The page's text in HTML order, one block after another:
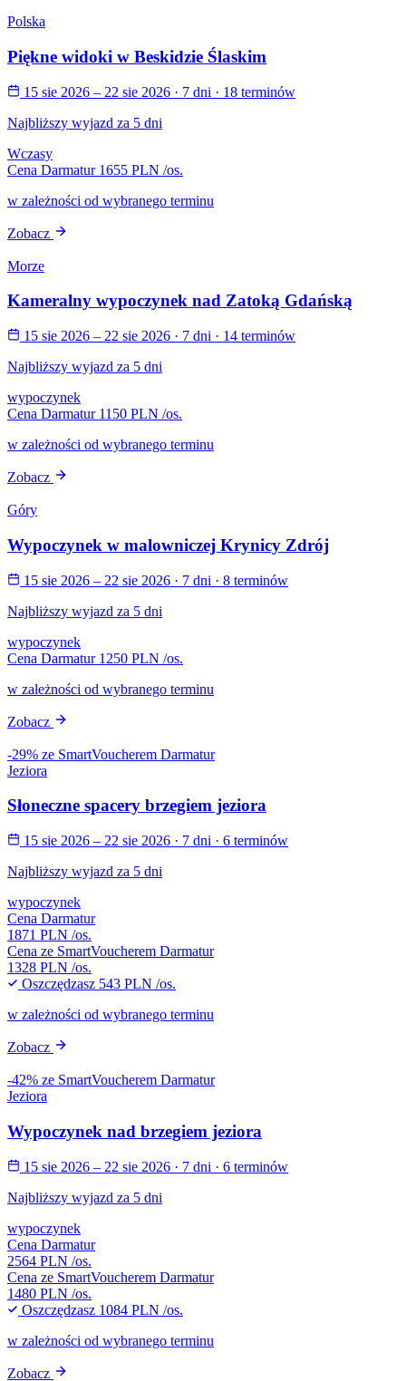
Polska
Piękne widoki w Beskidzie Ślaskim
15 sie 2026 – 22 sie 2026 · 7 dni · 18 terminów
Najbliższy wyjazd za 5 dni
Wczasy
Cena Darmatur 1655 PLN /os.
w zależności od wybranego terminu
Zobacz
Morze
Kameralny wypoczynek nad Zatoką Gdańską
15 sie 2026 – 22 sie 2026 · 7 dni · 14 terminów
Najbliższy wyjazd za 5 dni
wypoczynek
Cena Darmatur 1150 PLN /os.
w zależności od wybranego terminu
Zobacz
Góry
Wypoczynek w malowniczej Krynicy Zdrój
15 sie 2026 – 22 sie 2026 · 7 dni · 8 terminów
Najbliższy wyjazd za 5 dni
wypoczynek
Cena Darmatur 1250 PLN /os.
w zależności od wybranego terminu
Zobacz
-29% ze SmartVoucherem Darmatur
Jeziora
Słoneczne spacery brzegiem jeziora
15 sie 2026 – 22 sie 2026 · 7 dni · 6 terminów
Najbliższy wyjazd za 5 dni
wypoczynek
Cena Darmatur
1871 PLN /os.
Cena ze SmartVoucherem Darmatur
1328 PLN /os.
Oszczędzasz 543 PLN /os.
w zależności od wybranego terminu
Zobacz
-42% ze SmartVoucherem Darmatur
Jeziora
Wypoczynek nad brzegiem jeziora
15 sie 2026 – 22 sie 2026 · 7 dni · 6 terminów
Najbliższy wyjazd za 5 dni
wypoczynek
Cena Darmatur
2564 PLN /os.
Cena ze SmartVoucherem Darmatur
1480 PLN /os.
Oszczędzasz 1084 PLN /os.
w zależności od wybranego terminu
Zobacz